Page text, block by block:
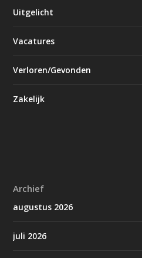
Uitgelicht
Vacatures
Verloren/Gevonden
Zakelijk
Archief
augustus 2026
juli 2026